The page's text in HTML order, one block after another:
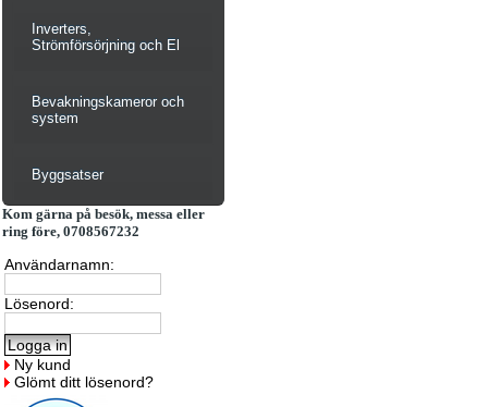
Inverters,
Strömförsörjning och El
Bevakningskameror och
system
Byggsatser
Kom gärna på besök, messa eller
ring före, 0708567232
Användarnamn:
Lösenord:
Ny kund
Glömt ditt lösenord?